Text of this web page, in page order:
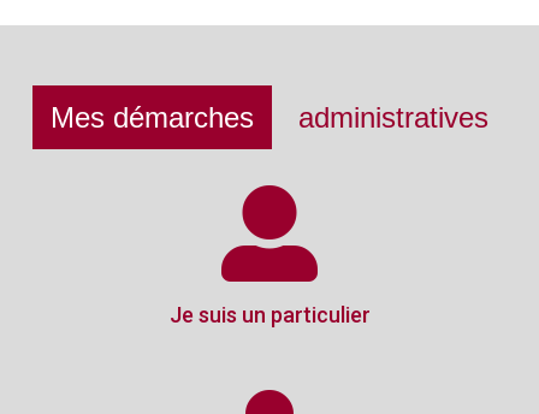
Mes démarches administratives
Je suis un particulier